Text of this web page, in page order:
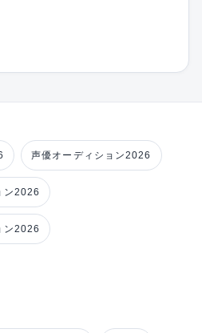
声優オーディション2026
ン2026
ン2026